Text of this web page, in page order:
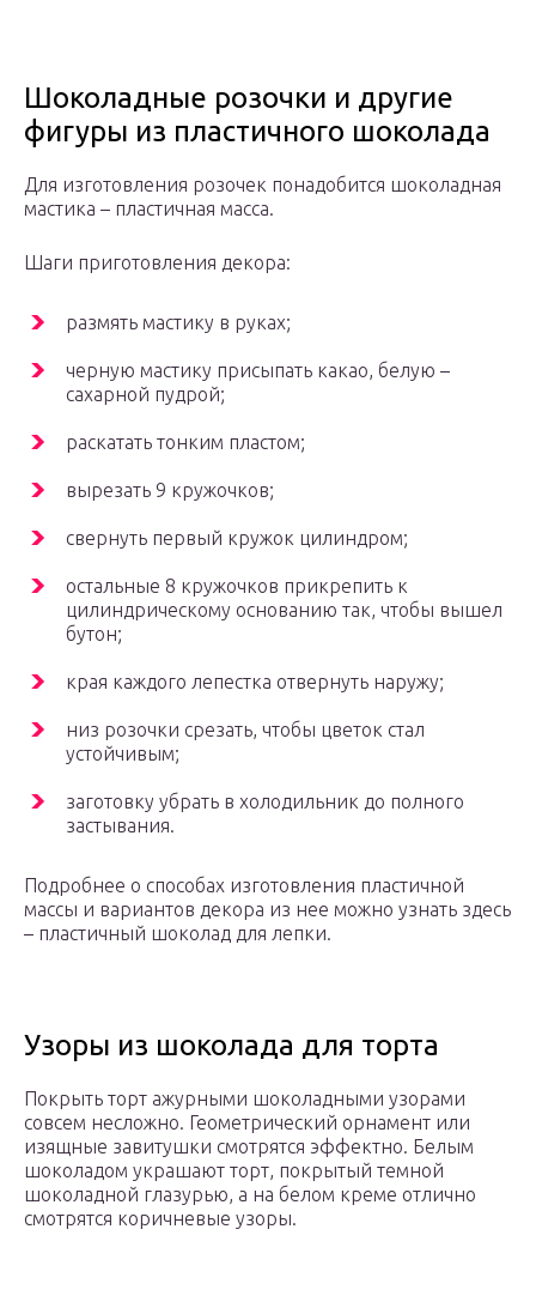
Шоколадные розочки и другие
фигуры из пластичного шоколада
Для изготовления розочек понадобится шоколадная
мастика – пластичная масса.
Шаги приготовления декора:
размять мастику в руках;
черную мастику присыпать какао, белую –
сахарной пудрой;
раскатать тонким пластом;
вырезать 9 кружочков;
свернуть первый кружок цилиндром;
остальные 8 кружочков прикрепить к
цилиндрическому основанию так, чтобы вышел
бутон;
края каждого лепестка отвернуть наружу;
низ розочки срезать, чтобы цветок стал
устойчивым;
заготовку убрать в холодильник до полного
застывания.
Подробнее о способах изготовления пластичной
массы и вариантов декора из нее можно узнать здесь
– пластичный шоколад для лепки.
Узоры из шоколада для торта
Покрыть торт ажурными шоколадными узорами
совсем несложно. Геометрический орнамент или
изящные завитушки смотрятся эффектно. Белым
шоколадом украшают торт, покрытый темной
шоколадной глазурью, а на белом креме отлично
смотрятся коричневые узоры.